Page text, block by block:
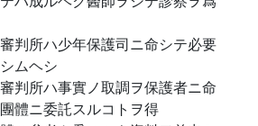
判所ハ少年保護司ニ命シテ必要
ムヘシ
判所ハ事實ノ取調ヲ保護者ニ命
體ニ委託スルコトヲ得